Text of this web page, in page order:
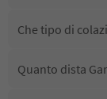
Che tipo di
Quanto dista